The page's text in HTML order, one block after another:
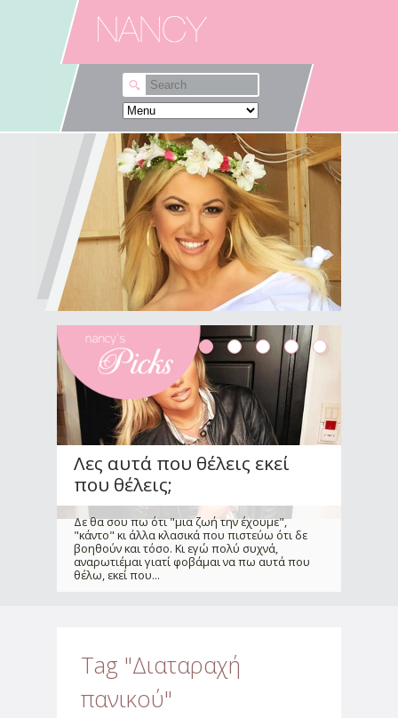
Skip to main content
Λες αυτά που θέλεις εκεί
που θέλεις;
Δε θα σου πω ότι "μια ζωή την έχουμε",
"κάντο" κι άλλα κλασικά που πιστεύω ότι δε
βοηθούν και τόσο. Κι εγώ πολύ συχνά,
αναρωτιέμαι γιατί φοβάμαι να πω αυτά που
θέλω, εκεί που...
Tag "Διαταραχή
πανικού"